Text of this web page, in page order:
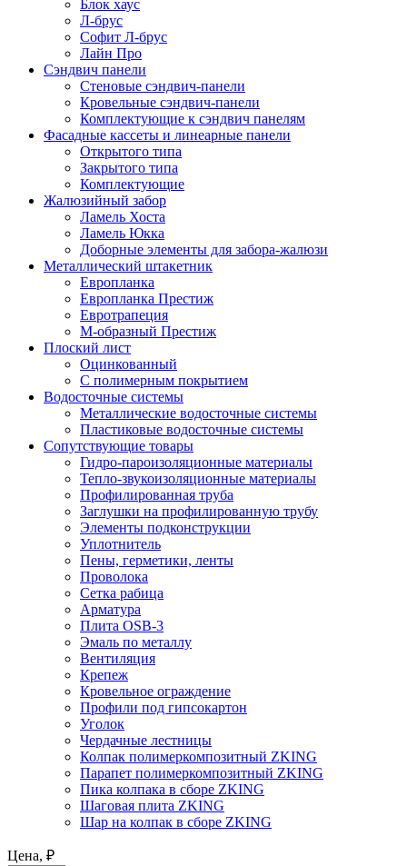
Блок хаус
Л-брус
Софит Л-брус
Лайн Про
Сэндвич панели
Стеновые сэндвич-панели
Кровельные сэндвич-панели
Комплектующие к сэндвич панелям
Фасадные кассеты и линеарные панели
Открытого типа
Закрытого типа
Комплектующие
Жалюзийный забор
Ламель Хоста
Ламель Юкка
Доборные элементы для забора-жалюзи
Металлический штакетник
Европланка
Европланка Престиж
Евротрапеция
М-образный Престиж
Плоский лист
Оцинкованный
С полимерным покрытием
Водосточные системы
Металлические водосточные системы
Пластиковые водосточные системы
Сопутствующие товары
Гидро-пароизоляционные материалы
Тепло-звукоизоляционные материалы
Профилированная труба
Заглушки на профилированную трубу
Элементы подконструкции
Уплотнитель
Пены, герметики, ленты
Проволока
Сетка рабица
Арматура
Плита OSB-3
Эмаль по металлу
Вентиляция
Крепеж
Кровельное ограждение
Профили под гипсокартон
Уголок
Чердачные лестницы
Колпак полимеркомпозитный ZKING
Парапет полимеркомпозитный ZKING
Пика колпака в сборе ZKING
Шаговая плита ZKING
Шар на колпак в сборе ZKING
Цена, ₽